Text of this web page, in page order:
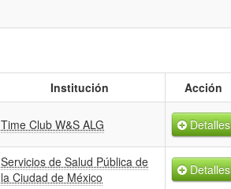
Institución Acción
Time Club W&S ALG Detalles
Servicios de Salud Pública de
la Ciudad de México
Detalles